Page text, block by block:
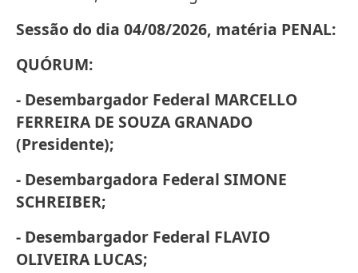
Sessão do dia 04/08/2026, matéria PENAL:
QUÓRUM:
- Desembargador Federal MARCELLO
FERREIRA DE SOUZA GRANADO
(Presidente);
- Desembargadora Federal SIMONE
SCHREIBER;
- Desembargador Federal FLAVIO
OLIVEIRA LUCAS;